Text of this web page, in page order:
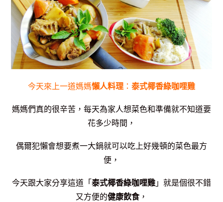
今天來上一道媽媽懶人料理 ： 泰式椰香綠咖哩雞
媽媽們真的很辛苦，每天為家人想菜色和準備就不知道要
花多少時間，
偶爾犯懶會想要煮一大鍋就可以吃上好幾頓的菜色最方
便，
今天跟大家分享這道「 泰式椰香綠咖哩雞 」就是個很不錯
又方便的健康飲食，